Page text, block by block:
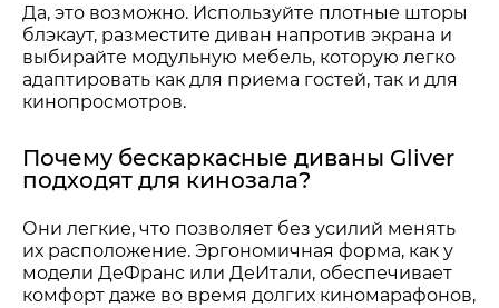
Да, это возможно. Используйте плотные шторы
блэкаут, разместите диван напротив экрана и
выбирайте модульную мебель, которую легко
адаптировать как для приема гостей, так и для
кинопросмотров.
Почему бескаркасные диваны Gliver
подходят для кинозала?
Они легкие, что позволяет без усилий менять
их расположение. Эргономичная форма, как у
модели ДеФранс или ДеИтали, обеспечивает
комфорт даже во время долгих киномарафонов,